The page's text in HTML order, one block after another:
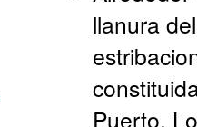
llanura
Puerto,